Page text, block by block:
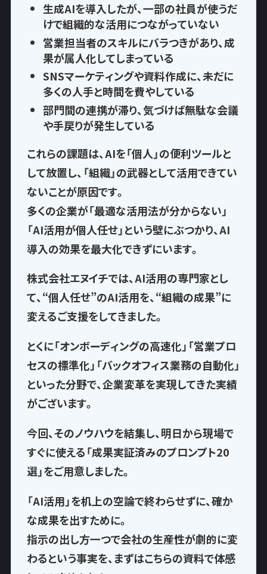
生成AIを導入したが、一部の社員が使うだ
けで組織的な活用につながっていない
営業担当者のスキルにバラつきがあり、成
果が属人化してしまっている
SNSマーケティングや資料作成に、未だに
多くの人手と時間を費やしている
部門間の連携が滞り、気づけば無駄な会議
や手戻りが発生している
これらの課題は、AIを「個人」の便利ツールと
して放置し、 「組織」の武器として活用できてい
ないことが原因です。
多くの企業が「最適な活用法が分からない」
「AI活用が個人任せ」という壁にぶつかり、AI
導入の効果を最大化できずにいます。
株式会社エヌイチでは、AI活用の専門家とし
て、“個人任せ”のAI活用を、“組織の成果”に
変えるご支援をしてきました。
とくに「オンボーディングの高速化」「営業プロ
セスの標準化」「バックオフィス業務の自動化」
といった分野で、企業変革を実現してきた実績
がございます。
今回、そのノウハウを結集し、明日から現場で
すぐに使える「成果実証済みのプロンプト20
選」をご用意しました。
「AI活用」を机上の空論で終わらせずに、確か
な成果を出すために。
指示の出し方一つで会社の生産性が劇的に変
わるという事実を、まずはこちらの資料で体感